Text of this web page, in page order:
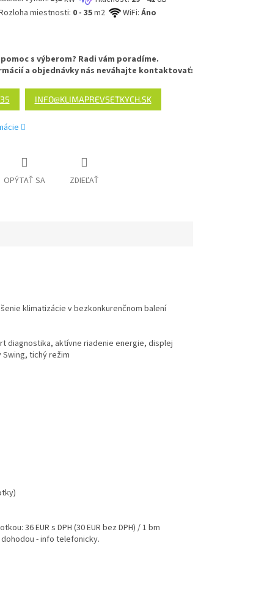
miestnosti: 0 - 35m2 WiFi: Áno
s výberom? Radi vám poradíme.
a objednávky nás neváhajte kontaktovať:
INFO@KLIMAPREVSETKYCH.SK
OPÝTAŤ SA ZDIEĽAŤ
klimatizácie v bezkonkurenčnom balení
diagnostika, aktívne riadenie energie, displej
tichý režim
36 EUR s DPH (30 EUR bez DPH) / 1 bm
- info telefonicky.